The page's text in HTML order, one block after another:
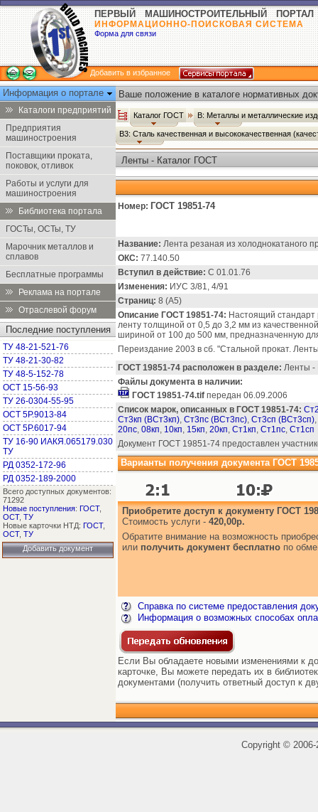
ПЕРВЫЙ МАШИНОСТРОИТЕЛЬНЫЙ ПОРТАЛ
ИНФОРМАЦИОННО-ПОИСКОВАЯ СИСТЕМА
Форма для связи
Добавить в избранное
Информация о портале
Каталоги предприятий
Предприятия
машиностроения
Поставщики проката,
поковок, отливок
Работы и услуги для
машиностроения
Библиотека портала
ГОСТы, ОСТы, ТУ
Марочник металлов и
сплавов
Бесплатные программы
Реклама на портале
Отраслевой форум
Последние поступления
ТУ 48-21-521-76
ТУ 48-21-30-82
ТУ 48-5-152-78
ОСТ 15-56-93
ТУ 26-0304-55-95
ОСТ 5Р.9013-84
ОСТ 5Р.6017-94
ТУ 16-90 ИАКЯ.065179.030
ТУ
РД 0352-172-96
РД 0352-189-2000
Всего доступных документов:
71292
Новые поступления: ГОСТ,
ОСТ, ТУ
Новые карточки НТД: ГОСТ,
ОСТ, ТУ
Добавить документ
Ваше положение в каталоге нормативных
Каталог ГОСТ В: Металлы и металлические
В3: Сталь качественная и высококачественная
Ленты - Каталог ГОСТ
Номер: ГОСТ 19851-74
Название: Лента резаная из холоднокатаного
ОКС: 77.140.50
Вступил в действие: С 01.01.76
Изменения: ИУС 3/81, 4/91
Страниц: 8 (А5)
Описание ГОСТ 19851-74: Настоящий стандарт
ленту толщиной от 0,5 до 3,2 мм из
шириной от 100 до 500 мм, предназначенную
Переиздание 2003 в сб. "Стальной прокат.
ГОСТ 19851-74 расположен в разделе: Ленты -
Файлы документа в наличии:
ГОСТ 19851-74.tif передан 06.09.2006
Список марок, описанных в ГОСТ 19851-74:
Ст3кп (ВСт3кп), Ст3пс (ВСт3пс), Ст3сп (ВСт3сп),
20пс, 08кп, 10кп, 15кп, 20кп, Ст1кп, Ст1пс, Ст1сп
Документ ГОСТ 19851-74 предоставлен
Варианты получения документа ГОСТ
Приобретите доступ к документу ГОСТ
Стоимость услуги - 420,00р.
Обратите внимание на возможность
или получить документ бесплатно по
Справка по системе предоставления
Информация о возможных способах
Если Вы обладаете новыми изменениями к
карточке, Вы можете передать их в
документами (получить ответный доступ к
Copyright ©